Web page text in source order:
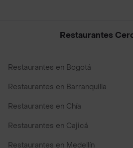
Restaurantes
Restaurantes en Bogotá
Restaurantes en Barranquilla
Restaurantes en Chía
Restaurantes en Cajicá
Restaurantes en Medellín